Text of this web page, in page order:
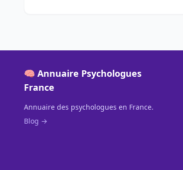
🧠 Annuaire Psychologues
France
Annuaire des psychologues en France.
Blog →